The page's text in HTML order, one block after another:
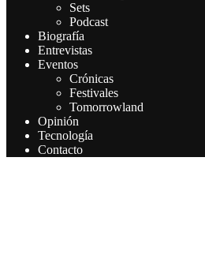
Sets
Podcast
Biografía
Entrevistas
Eventos
Crónicas
Festivales
Tomorrowland
Opinión
Tecnología
Contacto